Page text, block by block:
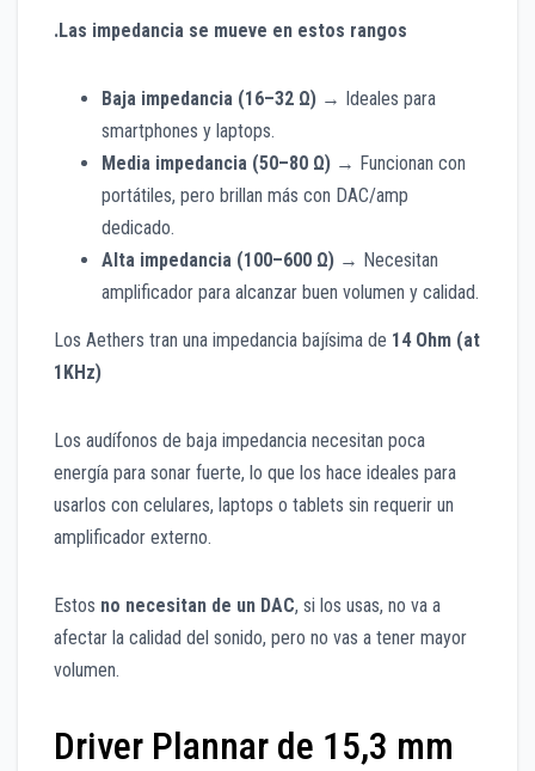
.Las impedancia se mueve en estos rangos
Baja impedancia (16–32 Ω) → Ideales para
smartphones y laptops.
Media impedancia (50–80 Ω) → Funcionan con
portátiles, pero brillan más con DAC/amp
dedicado.
Alta impedancia (100–600 Ω) → Necesitan
amplificador para alcanzar buen volumen y calidad.
Los Aethers tran una impedancia bajísima de 14 Ohm (at
1KHz)
Los audífonos de baja impedancia necesitan poca
energía para sonar fuerte, lo que los hace ideales para
usarlos con celulares, laptops o tablets sin requerir un
amplificador externo.
Estos no necesitan de un DAC, si los usas, no va a
afectar la calidad del sonido, pero no vas a tener mayor
volumen.
Driver Plannar de 15,3 mm